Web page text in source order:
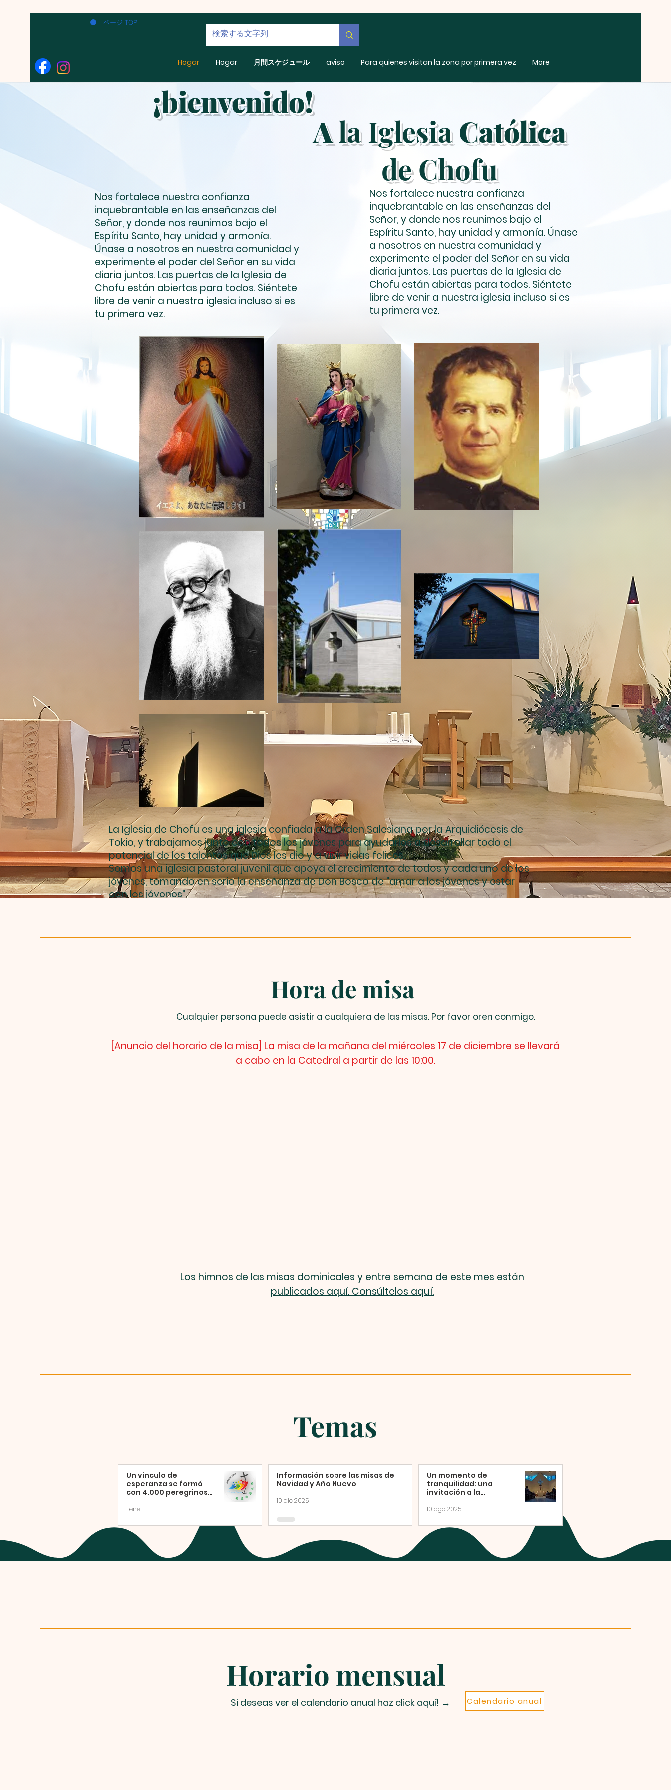
ページ TOP
Hogar Hogar 月間スケジュール aviso Para quienes visitan la zona por primera vez More
¡bienvenido!
Ala IglesiaCatólica
de Chofu
Nos fortalece nuestra confianza
inquebrantable en las enseñanzas del
Señor, y donde nos reunimos bajo el
Espíritu Santo, hay unidad y armonía.
Únase a nosotros en nuestra comunidad y
experimente el poder del Señor en su vida
diaria juntos. Las puertas de la Iglesia de
Chofu están abiertas para todos. Siéntete
libre de venir a nuestra iglesia incluso si es
tu primera vez.
Nos fortalece nuestra confianza
inquebrantable en las enseñanzas del
Señor, y donde nos reunimos bajo el
Espíritu Santo, hay unidad y armonía. Únase
a nosotros en nuestra comunidad y
experimente el poder del Señor en su vida
diaria juntos. Las puertas de la Iglesia de
Chofu están abiertas para todos. Siéntete
libre de venir a nuestra iglesia incluso si es
tu primera vez.
La Iglesia de Chofu es una iglesia confiada a la Orden Salesiana por la Arquidiócesis de
Tokio, y trabajamos junto con todos los jóvenes para ayudarlos a desarrollar todo el
potencial de los talentos que Dios les dio y a vivir vidas felices.
Somos una iglesia pastoral juvenil que apoya el crecimiento de todos y cada uno de los
jóvenes, tomando en serio la enseñanza de Don Bosco de "amar a los jóvenes y estar
con los jóvenes".
Hora de misa
Cualquier persona puede asistir a cualquiera de las misas. Por favor oren conmigo.
[Anuncio del horario de la misa] La misa de la mañana del miércoles 17 de diciembre se llevará
a cabo en la Catedral a partir de las 10:00.
Los himnos de las misas dominicales y entre semana de este mes están
publicados aquí. Consúltelos aquí.
Temas
Un vínculo de
esperanza se formó
con 4.000 peregrinos
del Año Jubilar
1 ene
Información sobre las misas de
Navidad y Año Nuevo
10 dic 2025
Un momento de
tranquilidad: una
invitación a la
del sábado
10 ago 2025
Horario mensual
Si deseas ver el calendario anual haz click aquí! → Calendario anual